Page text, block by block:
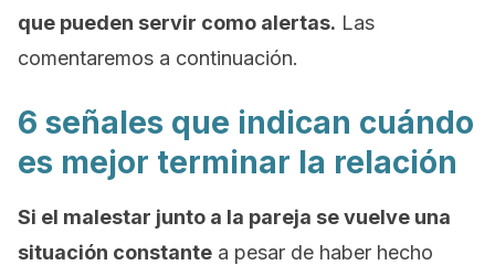
que pueden servir como alertas. Las
comentaremos a continuación.
6 señales que indican cuándo
es mejor terminar la relación
Si el malestar junto a la pareja se vuelve una
situación constante a pesar de haber hecho